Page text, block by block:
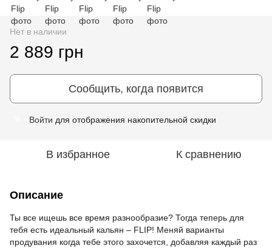
Нет в наличии
2 889 грн
Сообщить, когда появится
Войти для отображения накопительной скидки
В избранное К сравнению
Описание
Ты все ищешь все время разнообразие? Тогда теперь для
тебя есть идеальный кальян – FLIP! Меняй варианты
продувания когда тебе этого захочется, добавляя каждый раз